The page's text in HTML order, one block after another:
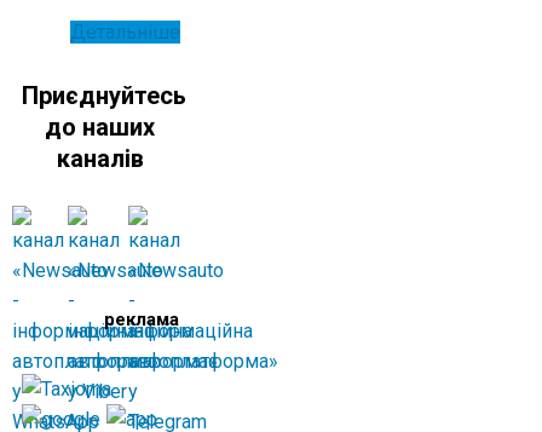
Детальніше
Приєднуйтесь
до наших
каналів
реклама